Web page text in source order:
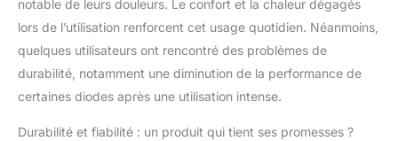
monde. Par
conséquent, nous
offrons une période de
remboursement
Grande zone de
notable de leurs douleurs. Le confort et la chaleur dégagés
lors de l’utilisation renforcent cet usage quotidien. Néanmoins,
quelques utilisateurs ont rencontré des problèmes de
durabilité, notamment une diminution de la performance de
certaines diodes après une utilisation intense.
Durabilité et fiabilité : un produit qui tient ses promesses ?